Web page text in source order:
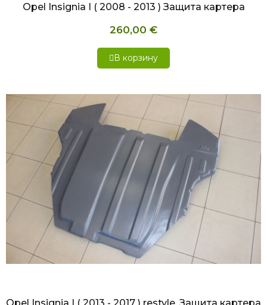
Opel Insignia I ( 2008 - 2013 ) Защита картера
260,00 €
В корзину
Opel Insignia I ( 2013 - 2017 ) restyle, Защита картера